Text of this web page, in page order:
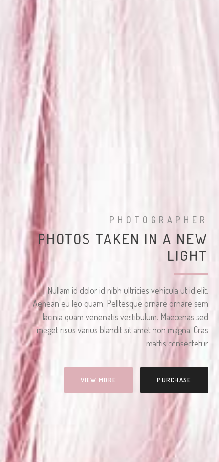
PHOTOGRAPHER
PHOTOS TAKEN IN A NEW
LIGHT
Nullam id dolor id nibh ultricies vehicula ut id elit.
Aenean eu leo quam. Pelltesque ornare ornare sem
lacinia quam venenatis vestibulum. Maecenas sed
meget risus varius blandit sit amet non magna. Cras
mattis consectetur
VIEW MORE PURCHASE